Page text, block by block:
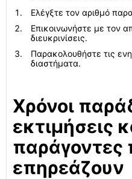
Ελέγξτε τον αριθμό
Επικοινωνήστε με τον
διευκρινίσεις.
Παρακολουθήστε τις
διαστήματα.
Χρόνοι
εκτιμήσεις
παράγοντες
επηρεάζουν